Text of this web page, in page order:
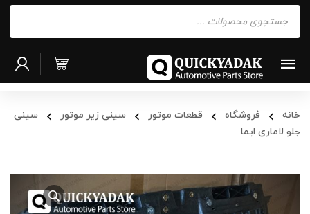
search
خانه فروشگاه قطعات موتور سینی زیر موتور
سینی
جلو لاماری ایما